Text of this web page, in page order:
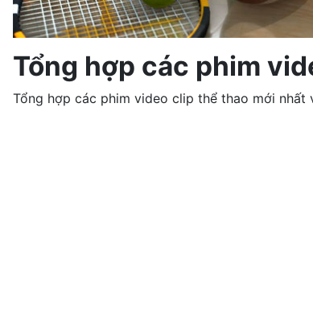
Tổng hợp các phim
Tổng hợp các phim video clip thể thao mới